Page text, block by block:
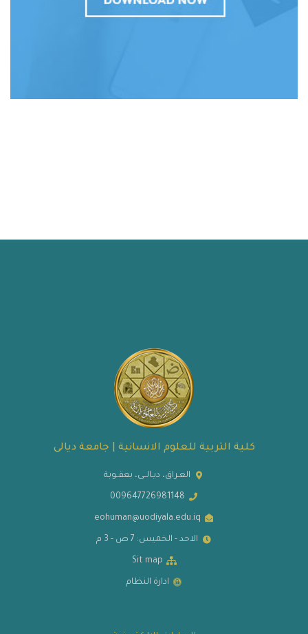
كلية التربية للعلوم الانسانية | جامعة ديالى
العـراق، ديـالــى، بعقــوبة
009647726981148
eohuman@uodiyala.edu.iq
الاحد - الخميس: 7 ص - 3 م
Sit map
ادارة النظام